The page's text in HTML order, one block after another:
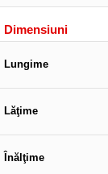
Dimensiuni
Lungime
Lăţime
Înălţime